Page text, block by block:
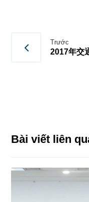
Trước
2017年交
Bài viết liên